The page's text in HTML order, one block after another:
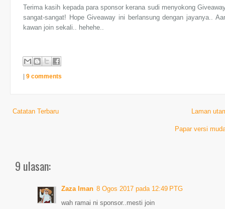
Terima kasih kepada para sponsor kerana sudi menyokong
sangat-sangat! Hope Giveaway ini berlansung dengan jayanya..
kawan join sekali.. hehehe..
| 9 comments
Catatan Terbaru Laman
Papar versi
9 ulasan:
Zaza Iman 8 Ogos 2017 pada 12:49 PTG
wah ramai ni sponsor..mesti join